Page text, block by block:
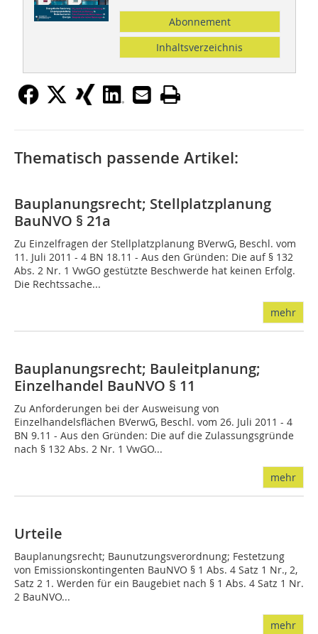
Abonnement
Inhaltsverzeichnis
Thematisch passende Artikel:
Bauplanungsrecht; Stellplatzplanung
BauNVO § 21a
Zu Einzelfragen der Stellplatzplanung BVerwG, Beschl. vom
11. Juli 2011 - 4 BN 18.11 - Aus den Gründen: Die auf § 132
Abs. 2 Nr. 1 VwGO gestützte Beschwerde hat keinen Erfolg.
Die Rechtssache...
mehr
Bauplanungsrecht; Bauleitplanung;
Einzelhandel BauNVO § 11
Zu Anforderungen bei der Ausweisung von
Einzelhandelsflächen BVerwG, Beschl. vom 26. Juli 2011 - 4
BN 9.11 - Aus den Gründen: Die auf die Zulassungsgründe
nach § 132 Abs. 2 Nr. 1 VwGO...
mehr
Urteile
Bauplanungsrecht; Baunutzungsverordnung; Festetzung
von Emissionskontingenten BauNVO § 1 Abs. 4 Satz 1 Nr., 2,
Satz 2 1. Werden für ein Baugebiet nach § 1 Abs. 4 Satz 1 Nr.
2 BauNVO...
mehr